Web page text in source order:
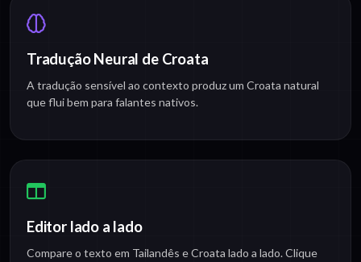
Tradução Neural de Croata
A tradução sensível ao contexto produz um Croata natural
que flui bem para falantes nativos.
Editor lado a lado
Compare o texto em Tailandês e Croata lado a lado. Clique